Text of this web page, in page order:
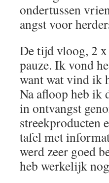
ondertussen
angst voor
De tijd vloog, 2
pauze. Ik vond
want wat vind ik
Na afloop heb ik
in ontvangst
streekproducten
tafel met
werd zeer goed
heb werkelijk